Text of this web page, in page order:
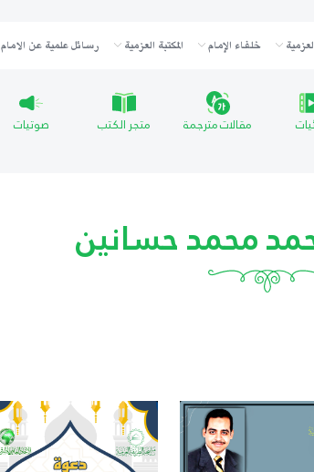
خلفاء الإمام المكتبة العزمية رسائل علمية عن الامام
مقالات مترجمة متجر الكتب صوتيات
محمد حسانين